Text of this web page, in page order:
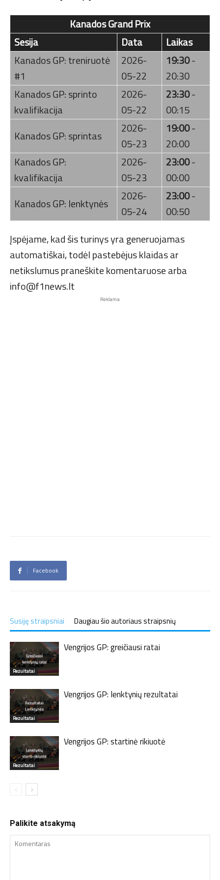
Kanados Grand Prix
Sesija
Data
Laikas
Kanados GP: treniruotė
#1
2026-
05-22
19:30-
20:30
Kanados GP: sprinto
kvalifikacija
2026-
05-22
23:30-
00:15
Kanados GP: sprintas
2026-
05-23
19:00-
20:00
Kanados GP:
kvalifikacija
2026-
05-23
23:00-
00:00
Kanados GP: lenktynės
2026-
05-24
23:00-
00:50
Įspėjame, kad šis turinys yra generuojamas
automatiškai, todėl pastebėjus klaidas ar
netikslumus praneškite komentaruose arba
info@f1news.lt
Reklama
Facebook
Susiję straipsniai Daugiau šio autoriaus straipsnių
Rezultatai
Vengrijos GP: greičiausi ratai
Rezultatai
Vengrijos GP: lenktynių rezultatai
Rezultatai
Vengrijos GP: startinė rikiuotė
Palikite atsakymą